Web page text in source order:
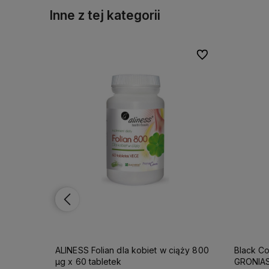
Inne z tej kategorii
Black Cohosh 300mg (PLUSKWICA
GRONIASTA) x 90 kapsułek ALINESS
Do ulubionych
Do ulubionych
Ciąża